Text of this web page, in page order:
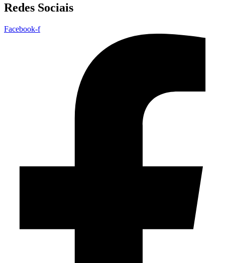
Redes Sociais
Facebook-f